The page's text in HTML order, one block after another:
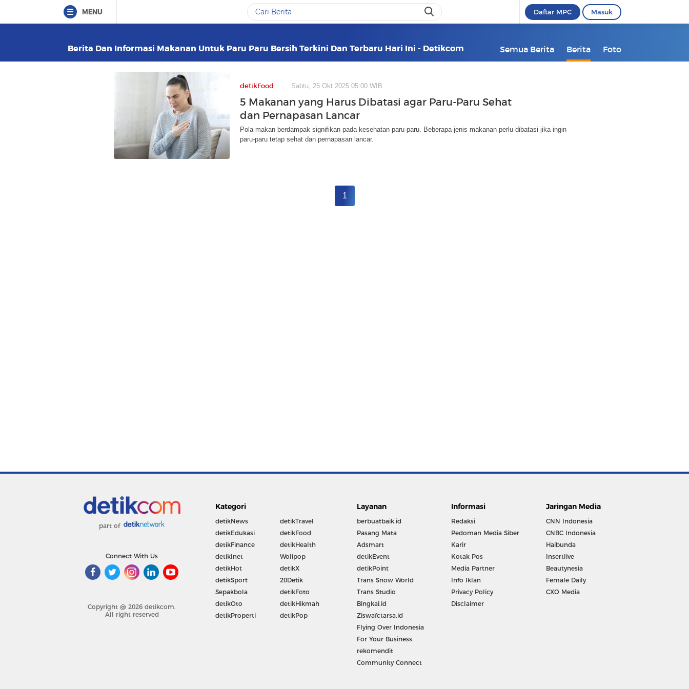
MENU Daftar MPC Masuk
Berita Dan Informasi Makanan Untuk Paru Paru Bersih Terkini Dan Terbaru Hari Ini - Detikcom Semua Berita Berita Foto
detikFood Sabtu, 25 Okt 2025 05:00 WIB
5 Makanan yang Harus Dibatasi agar Paru-Paru Sehat
dan Pernapasan Lancar
Pola makan berdampak signifikan pada kesehatan paru-paru. Beberapa jenis makanan perlu dibatasi jika ingin
paru-paru tetap sehat dan pernapasan lancar.
1
part of
Connect With Us
Copyright @ 2026 detikcom.
All right reserved
Kategori
detikNews
detikEdukasi
detikFinance
detikInet
detikHot
detikSport
Sepakbola
detikOto
detikProperti
detikTravel
detikFood
detikHealth
Wolipop
detikX
20Detik
detikFoto
detikHikmah
detikPop
Layanan
berbuatbaik.id
Pasang Mata
Adsmart
detikEvent
detikPoint
Trans Snow World
Trans Studio
Bingkai.id
Ziswafctarsa.id
Flying Over Indonesia
For Your Business
rekomendit
Community Connect
Informasi
Redaksi
Pedoman Media Siber
Karir
Kotak Pos
Media Partner
Info Iklan
Privacy Policy
Disclaimer
Jaringan Media
CNN Indonesia
CNBC Indonesia
Haibunda
Insertlive
Beautynesia
Female Daily
CXO Media